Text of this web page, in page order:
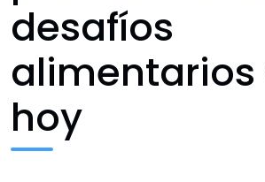
desafíos
alimentarios
hoy